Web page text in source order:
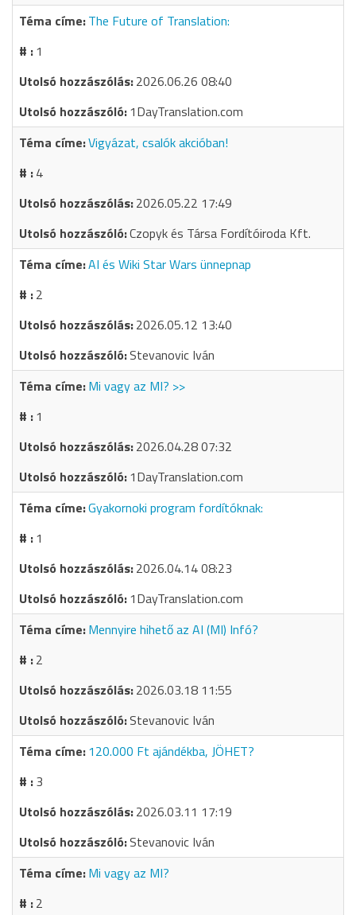
The Future of Translation:
1
2026.06.26 08:40
1DayTranslation.com
Vigyázat, csalók akcióban!
4
2026.05.22 17:49
Czopyk és Társa Fordítóiroda Kft.
AI és Wiki Star Wars ünnepnap
2
2026.05.12 13:40
Stevanovic Iván
Mi vagy az MI? >>
1
2026.04.28 07:32
1DayTranslation.com
Gyakornoki program fordítóknak:
1
2026.04.14 08:23
1DayTranslation.com
Mennyire hihető az AI (MI) Infó?
2
2026.03.18 11:55
Stevanovic Iván
120.000 Ft ajándékba, JÖHET?
3
2026.03.11 17:19
Stevanovic Iván
Mi vagy az MI?
2